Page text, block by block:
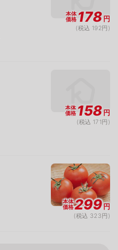
本体
価格 178円
(税込 192円)
本体
価格 158円
(税込 171円)
本体
価格299円
(税込 323円)